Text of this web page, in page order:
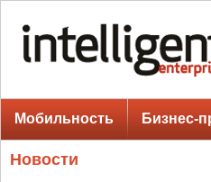
Мобильность Бизнес-
Новости